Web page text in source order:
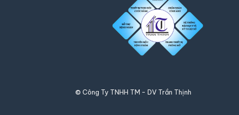
© Công Ty TNHH TM - DV Trần Thịnh